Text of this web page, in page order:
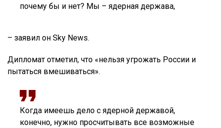
почему бы и нет? Мы – ядерная держава,
– заявил он Sky News.
Дипломат отметил, что «нельзя угрожать России и
пытаться вмешиваться».
Когда имеешь дело с ядерной державой,
конечно, нужно просчитывать все возможные